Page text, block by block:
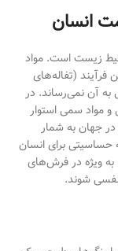
زیست است. مواد
فرآیند (تفاله‌های
آن نمی‌رساند. در
و مواد سمی استوار
جهان به شمار
حساسیتی برای انسان
به ویژه در فرش‌های
شوند.